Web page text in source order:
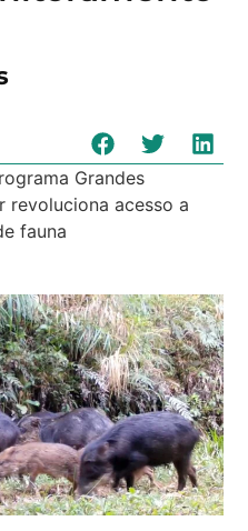
Grandes
revoluciona acesso a
fauna